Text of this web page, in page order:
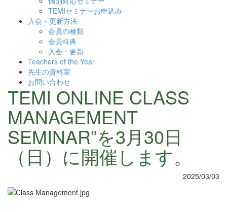
TEMIセミナーお申込み
入会・更新方法
会員の種類
会員特典
入会・更新
Teachers of the Year
先生の資料室
お問い合わせ
TEMI ONLINE CLASS
MANAGEMENT
SEMINAR”を3月30日
（日）に開催します。
2025/03/03